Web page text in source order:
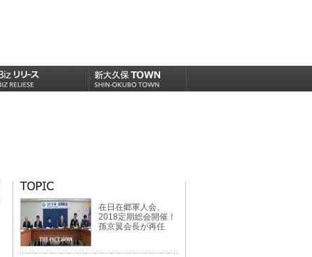
在日在郷軍人会、
2018定期総会開催！
孫京翼会長が再任